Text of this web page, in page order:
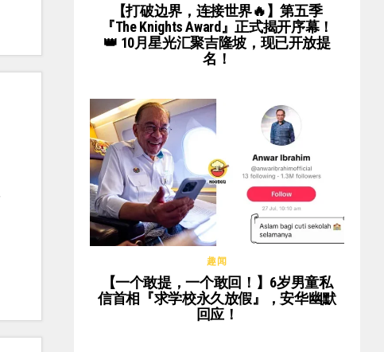
【打破边界，连接世界🔥】第五季
『The Knights Award』正式揭开序幕！
👑 10月星光汇聚吉隆坡，现已开放提
名！
趣闻
【一个敢提，一个敢回！】6岁男童私
信首相『求学校永久放假』，安华幽默
回应！